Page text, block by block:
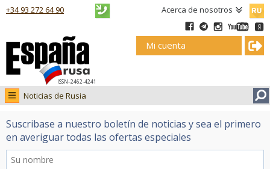
Acerca de nosotros
ISSN–2462-4241
+34 93 272 64 90
Mi cuenta
Noticias de Rusia
Noticias de Rusia
Fotos
Suscribase a nuestro boletín de noticias y sea el primero
en averiguar todas las ofertas especiales